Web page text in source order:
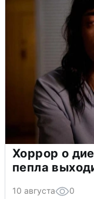
Хоррор о
пепла
10 августа 0